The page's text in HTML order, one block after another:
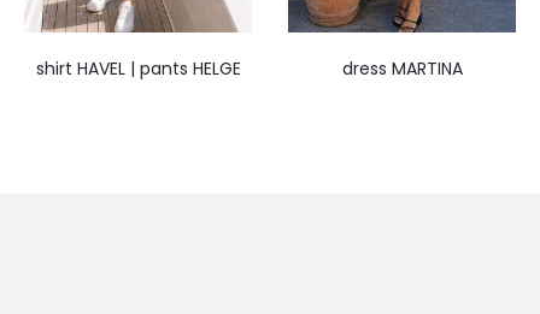
shirt HAVEL | pants HELGE dress MARTINA